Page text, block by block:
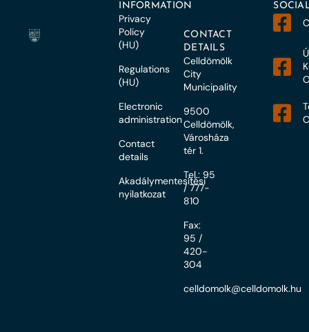
INFORMATION
Privacy
Policy
(HU)
Regulations
(HU)
Electronic
administration
Contact
details
Akadálymentesítési
nyilatkozat
CONTACT
DETAILS
Celldömölk
City
Municipality
9500
Celldömölk,
Városháza
tér 1.
Tel.: 95
/ 777-
810
Fax:
95 /
420-
304
celldomolk@celldomolk.hu